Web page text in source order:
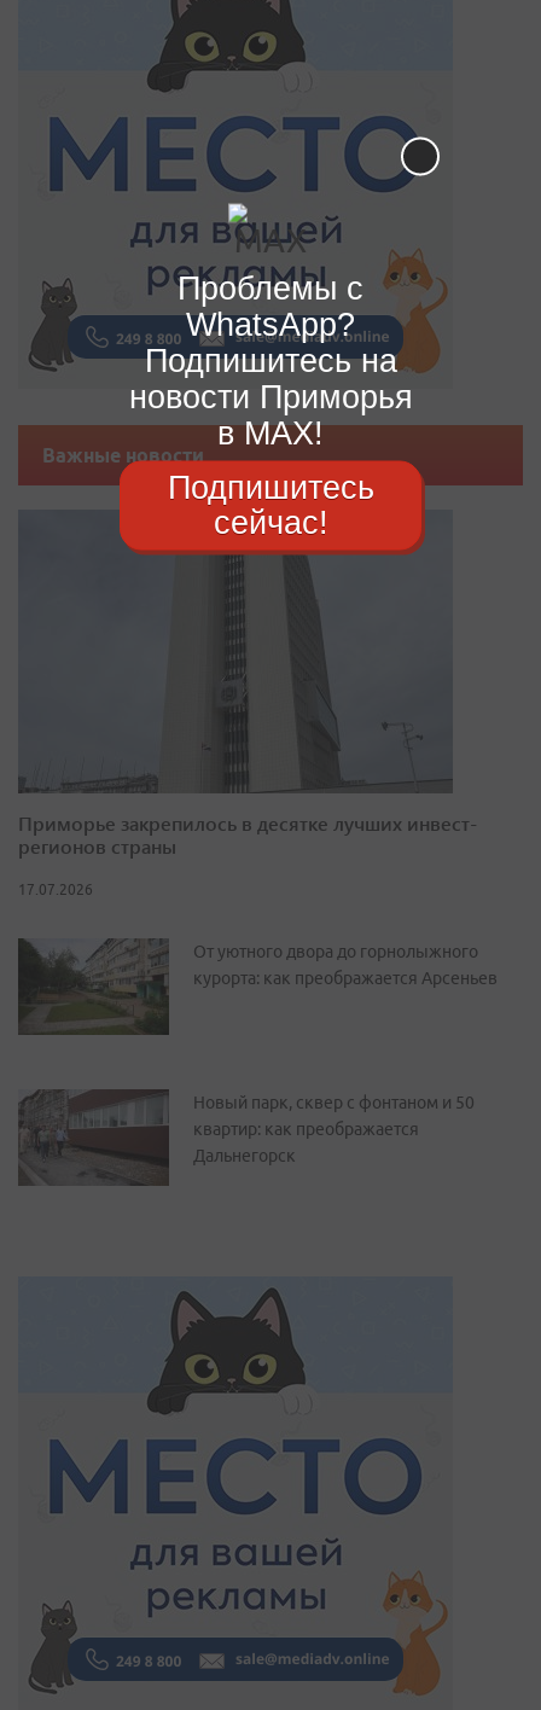
Важные новости
Приморье закрепилось в десятке лучших инвест-
регионов страны
17.07.2026
От уютного двора до горнолыжного
курорта: как преображается Арсеньев
Новый парк, сквер с фонтаном и 50
квартир: как преображается
Дальнегорск
Проблемы с
WhatsApp?
Подпишитесь на
новости Приморья
в MAX!
Подпишитесь
сейчас!